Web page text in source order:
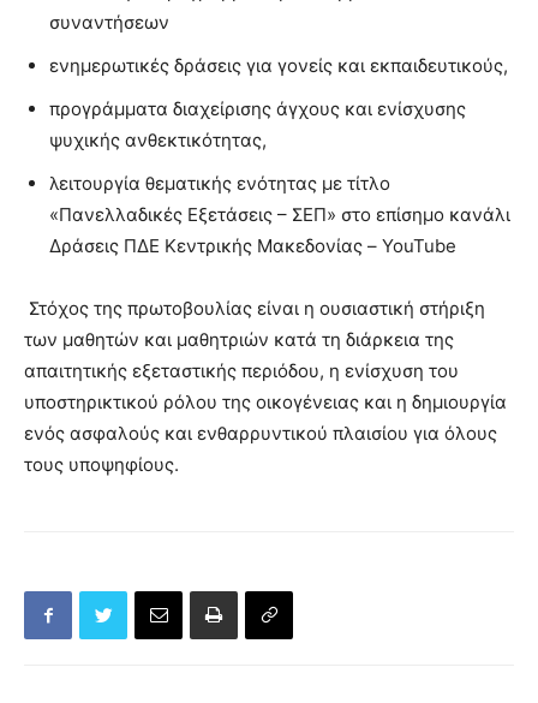
συναντήσεων
ενημερωτικές δράσεις για γονείς και εκπαιδευτικούς,
προγράμματα διαχείρισης άγχους και ενίσχυσης
ψυχικής ανθεκτικότητας,
λειτουργία θεματικής ενότητας με τίτλο
«Πανελλαδικές Εξετάσεις – ΣΕΠ» στο επίσημο κανάλι
Δράσεις ΠΔΕ Κεντρικής Μακεδονίας – YouTube
Στόχος της πρωτοβουλίας είναι η ουσιαστική στήριξη
των μαθητών και μαθητριών κατά τη διάρκεια της
απαιτητικής εξεταστικής περιόδου, η ενίσχυση του
υποστηρικτικού ρόλου της οικογένειας και η δημιουργία
ενός ασφαλούς και ενθαρρυντικού πλαισίου για όλους
τους υποψηφίους.